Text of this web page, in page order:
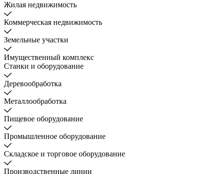
Жилая недвижимость
Коммерческая недвижимость
Земельные участки
Имущественный комплекс
Станки и оборудование
Деревообработка
Металлообработка
Пищевое оборудование
Промышленное оборудование
Складское и торговое оборудование
Производственные линии